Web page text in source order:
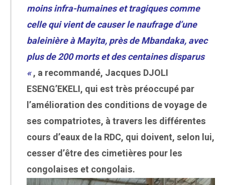
moins infra-humaines et tragiques comme
celle qui vient de causer le naufrage d’une
baleinière à Mayita, près de Mbandaka, avec
plus de 200 morts et des centaines disparus
«, a recommandé, Jacques DJOLI
ESENG’EKELI, qui est très préoccupé par
l’amélioration des conditions de voyage de
ses compatriotes, à travers les différentes
cours d’eaux de la RDC, qui doivent, selon lui,
cesser d’être des cimetières pour les
congolaises et congolais.